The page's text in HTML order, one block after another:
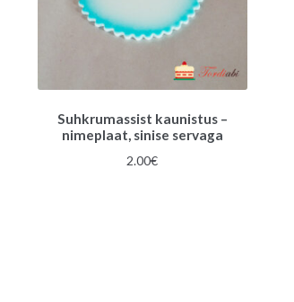
Suhkrumassist kaunistus –
nimeplaat, sinise servaga
2.00€